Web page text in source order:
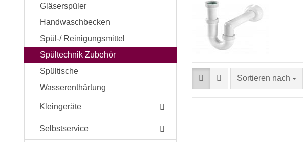
Sortieren nach
Gläserspüler
Handwaschbecken
Spül-/ Reinigungsmittel
Spültechnik Zubehör
Spültische
Wasserenthärtung
Kleingeräte
Selbstservice